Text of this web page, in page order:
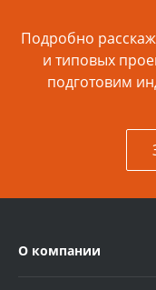
Подробно
и типовых
подготовим
О компании